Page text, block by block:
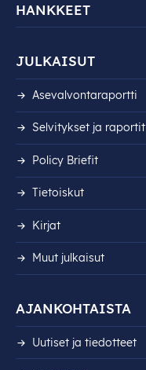
HANKKEET
JULKAISUT
Asevalvontaraportti
Selvitykset ja raportit
Policy Briefit
Tietoiskut
Kirjat
Muut julkaisut
AJANKOHTAISTA
Uutiset ja tiedotteet